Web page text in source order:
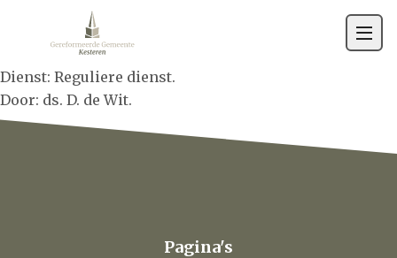
Dienst: Reguliere dienst.
Door: ds. D. de Wit.
Pagina's